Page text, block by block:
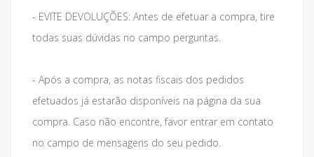
- EVITE DEVOLUÇÕES: Antes de efetuar a compra, tire
todas suas dúvidas no campo perguntas.
- Após a compra, as notas fiscais dos pedidos
efetuados já estarão disponíveis na página da sua
compra. Caso não encontre, favor entrar em contato
no campo de mensagens do seu pedido.